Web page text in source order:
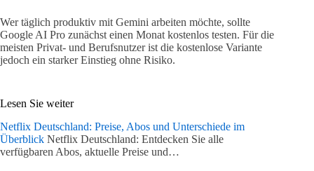
Wer täglich produktiv mit Gemini arbeiten möchte, sollte
Google AI Pro zunächst einen Monat kostenlos testen. Für die
meisten Privat- und Berufsnutzer ist die kostenlose Variante
jedoch ein starker Einstieg ohne Risiko.
Lesen Sie weiter
Netflix Deutschland: Preise, Abos und Unterschiede im
Überblick Netflix Deutschland: Entdecken Sie alle
verfügbaren Abos, aktuelle Preise und…